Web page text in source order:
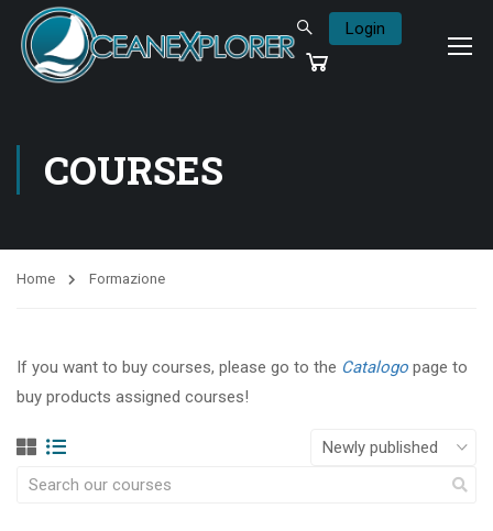
Login
COURSES
Home Formazione
If you want to buy courses, please go to the Catalogo page to
buy products assigned courses!